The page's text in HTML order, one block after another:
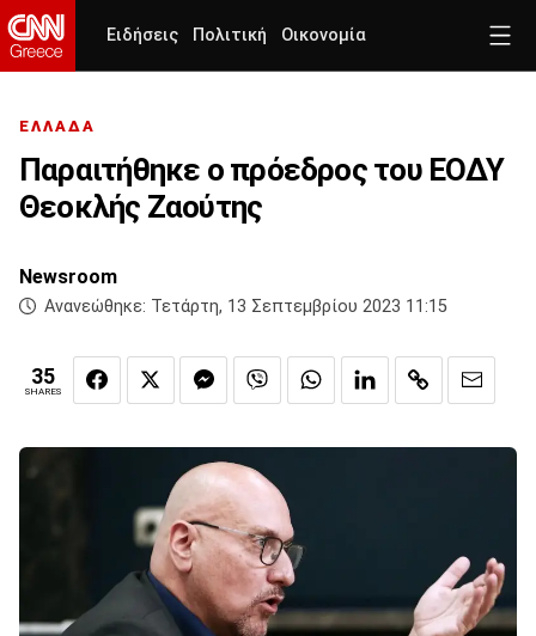
Ειδήσεις Πολιτική Οικονομία
ΕΛΛΑΔΑ
Παραιτήθηκε ο πρόεδρος του ΕΟΔΥ
Θεοκλής Ζαούτης
Newsroom
Ανανεώθηκε: Τετάρτη, 13 Σεπτεμβρίου 2023 11:15
35
SHARES